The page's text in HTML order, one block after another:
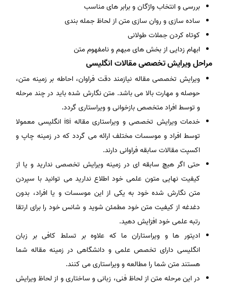
بررسی و انتخاب واژگان و برابر های مناسب
ساده سازی و روان سازی متن از لحاظ جمله بندی
کوتاه کردن جملات طولانی
ابهام زدایی از بخش های مبهم و نامفهوم متن
مراحل ویرایش تخصصی مقالات انگلیسی
ویرایش تخصصی مقاله نیازمند دقت فراوان، احاطه بر زمینه متن،
حوصله و مهارت بالا می باشد. متن نگارش شده باید در چند مرحله
و توسط افراد متخصص بازخوانی و ویراستاری گردد.
خدمات ویرایش تخصصی و ویراستاری مقاله isi انگلیسی معمولا
توسط افراد و موسسات مختلف ارائه می گردد که در زمینه چاپ و
اکسپت مقالات سابقه فراوانی دارند.
حتی اگر هیچ سابقه ای در زمینه ویرایش تخصصی ندارید و یا از
کیفیت نهایی متون علمی خود اطلاع ندارید می توانید با سپردن
متن نگارش شده خود به یکی از این موسسات و یا افراد، بدون
دغدغه از کیفیت متن خود مطمئن شوید و شانس خود را برای ارتقا
رتبه علمی خود افزایش دهید.
ادیتور ها و ویراستاران ما که علاوه بر تسلط کافی بر زبان
انگلیسی دارای تخصص علمی و دانشگاهی در زمینه مقاله‌ شما
هستند متن شما را مطالعه و ویراستاری می کنند.
در این مرحله متن از لحاظ فنی، زبانی و ساختاری و از لحاظ ویرایش